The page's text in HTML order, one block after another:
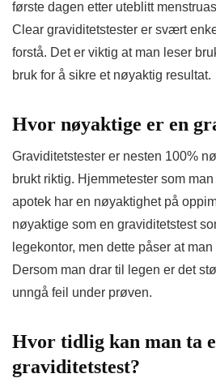
første dagen etter uteblitt
Clear graviditetstester er svært
forstå. Det er viktig at man leser
bruk for å sikre et nøyaktig resultat.
Hvor nøyaktige er en
Graviditetstester er nesten 100%
brukt riktig. Hjemmetester som
apotek har en nøyaktighet på
nøyaktige som en graviditetstest
legekontor, men dette påser at
Dersom man drar til legen er det
unngå feil under prøven.
Hvor tidlig kan man ta
graviditetstest?